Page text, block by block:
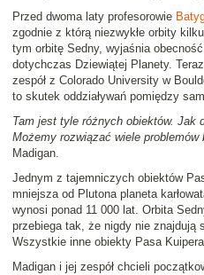
Przed dwoma laty profesorowie
zgodnie z którą niezwykłe orbity
tym orbitę Sedny, wyjaśnia
dotychczas Dziewiątej Planety.
zespół z Colorado University w
to skutek oddziaływań pomiędzy
Tam jest tyle różnych obiektów. Jak
Możemy rozwiązać wiele problemów
Madigan.
Jednym z tajemniczych obiektów
mniejsza od Plutona planeta
wynosi ponad 11 000 lat. Orbita
przebiega tak, że nigdy nie znajdują
Wszystkie inne obiekty Pasa
Madigan i jej zespół chcieli